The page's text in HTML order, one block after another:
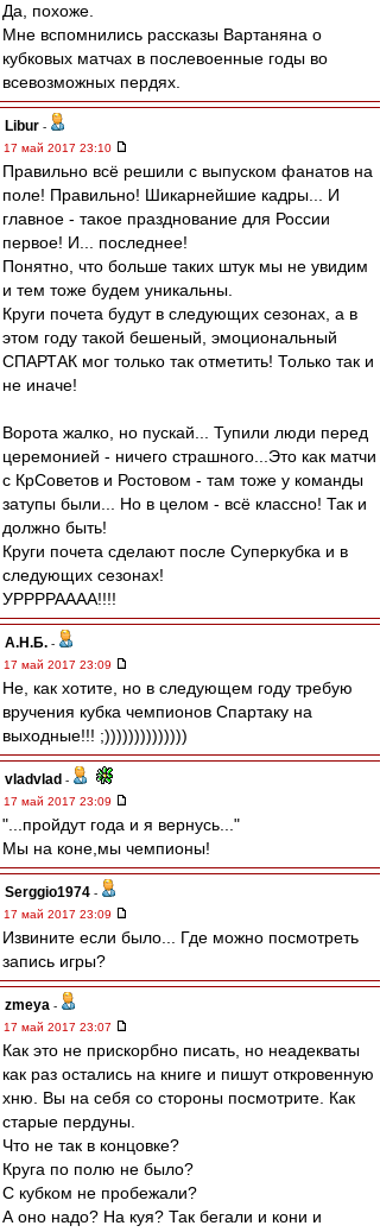
Да, похоже.
Мне вспомнились рассказы Вартаняна о
кубковых матчах в послевоенные годы во
всевозможных пердях.
Libur -
17 май 2017 23:10
Правильно всё решили с выпуском фанатов на
поле! Правильно! Шикарнейшие кадры... И
главное - такое празднование для России
первое! И... последнее!
Понятно, что больше таких штук мы не увидим
и тем тоже будем уникальны.
Круги почета будут в следующих сезонах, а в
этом году такой бешеный, эмоциональный
СПАРТАК мог только так отметить! Только так и
не иначе!
Ворота жалко, но пускай... Тупили люди перед
церемонией - ничего страшного...Это как матчи
с КрСоветов и Ростовом - там тоже у команды
затупы были... Но в целом - всё классно! Так и
должно быть!
Круги почета сделают после Суперкубка и в
следующих сезонах!
УРРРРАААА!!!!
А.Н.Б. -
17 май 2017 23:09
Не, как хотите, но в следующем году требую
вручения кубка чемпионов Спартаку на
выходные!!! ;))))))))))))))
vladvlad -
17 май 2017 23:09
"...пройдут года и я вернусь..."
Мы на коне,мы чемпионы!
Serggio1974 -
17 май 2017 23:09
Извините если было... Где можно посмотреть
запись игры?
zmeya -
17 май 2017 23:07
Как это не прискорбно писать, но неадекваты
как раз остались на книге и пишут откровенную
хню. Вы на себя со стороны посмотрите. Как
старые пердуны.
Что не так в концовке?
Круга по полю не было?
С кубком не пробежали?
А оно надо? На куя? Так бегали и кони и